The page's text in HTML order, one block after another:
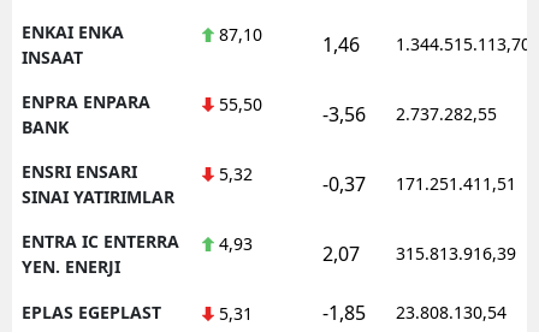
ENKAI ENKA
INSAAT
87,10 1,46 1.344.515.113,70
ENPRA ENPARA
BANK
55,50 -3,56 2.737.282,55
ENSRI ENSARI
SINAI YATIRIMLAR
5,32 -0,37 171.251.411,51
ENTRA IC ENTERRA
YEN. ENERJI
4,93 2,07 315.813.916,39
EPLAS EGEPLAST 5,31 -1,85 23.808.130,54